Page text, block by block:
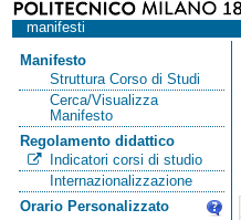
manifesti
Manifesto
Struttura Corso di Studi
Cerca/Visualizza
Manifesto
Regolamento didattico
Indicatori corsi di studio
Internazionalizzazione
Orario Personalizzato